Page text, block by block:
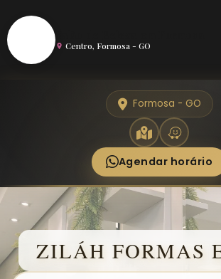
Centro, Formosa - GO
Formosa - GO
Agendar horário
ZILÁH FORMAS